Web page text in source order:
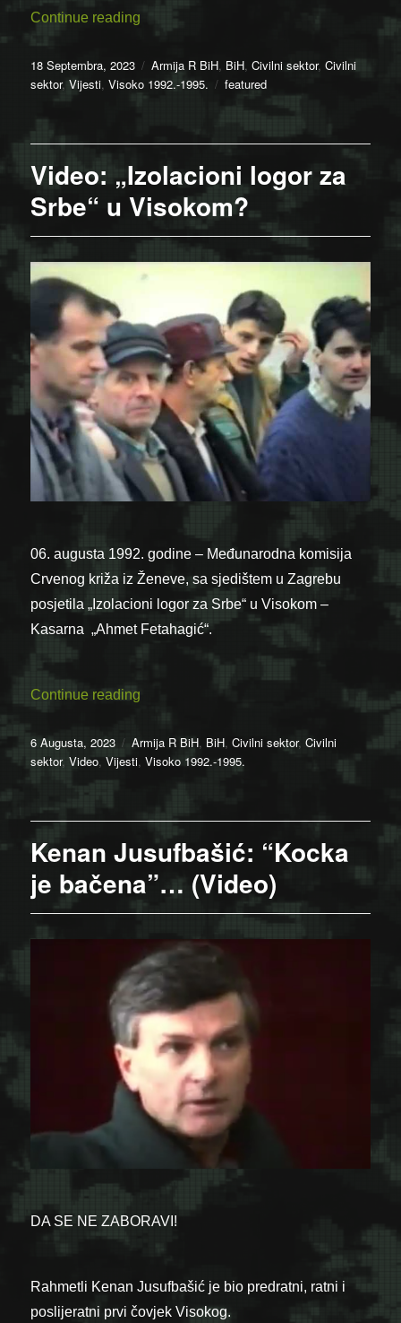
Continue reading “Optužnica protiv šest osoba zbog
Posted
on
18 Septembra, 2023 Categories
Armija R BiH, BiH,Civilni sektor,Civilni
sektor,Vijesti,Visoko 1992.-1995. Tags
featured
Video: „Izolacioni logor za
Srbe“ u Visokom?
06. augusta 1992. godine – Međunarodna komisija
Crvenog križa iz Ženeve, sa sjedištem u Zagrebu
posjetila „Izolacioni logor za Srbe“ u Visokom –
Kasarna „Ahmet Fetahagić“.
Continue reading “Video: „Izolacioni logor za Srbe“ u
Posted
on
6 Augusta, 2023 Categories
Armija R BiH, BiH,Civilni sektor,Civilni
sektor,Video,Vijesti,Visoko 1992.-1995.
Kenan Jusufbašić: “Kocka
je bačena”… (Video)
DA SE NE ZABORAVI!
Rahmetli Kenan Jusufbašić je bio predratni, ratni i
poslijeratni prvi čovjek Visokog.